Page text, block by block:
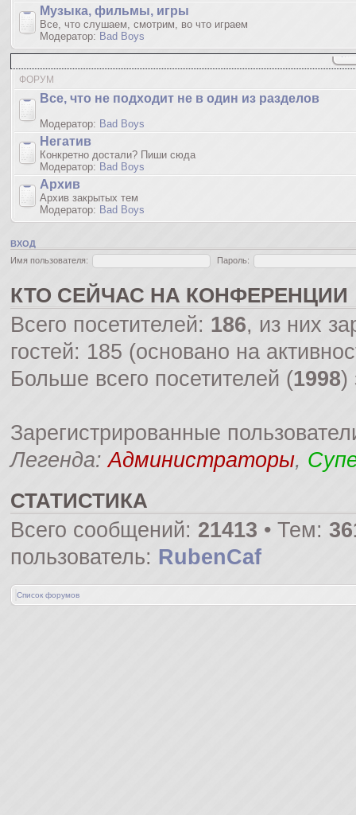
Музыка, фильмы, игры
Все, что слушаем, смотрим, во что играем
Модератор: Bad Boys
ФОРУМ
Все, что не подходит не в один из разделов
Модератор: Bad Boys
Негатив
Конкретно достали? Пиши сюда
Модератор: Bad Boys
Архив
Архив закрытых тем
Модератор: Bad Boys
ВХОД
Имя пользователя:
Пароль:
КТО СЕЙЧАС НА КОНФЕРЕНЦИИ
Всего посетителей: 186, из них
гостей: 185 (основано на
Больше всего посетителей (1998)
Зарегистрированные
Легенда:Администраторы,
СТАТИСТИКА
Всего сообщений: 21413 • Тем:
пользователь: RubenCaf
Список форумов